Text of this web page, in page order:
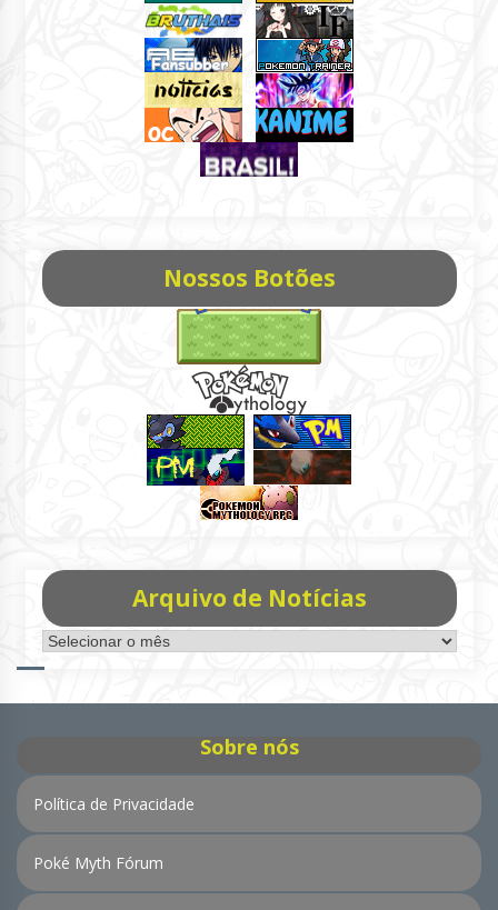
Nossos Botões
Arquivo de Notícias
Arquivo
de
Sobre nós
Política de Privacidade
Poké Myth Fórum